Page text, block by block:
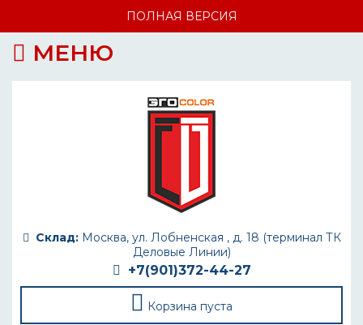
ПОЛНАЯ ВЕРСИЯ
МЕНЮ
Склад:Москва, ул. Лобненская , д. 18 (терминал ТК
Деловые Линии)
+7(901)372-44-27
Корзина пуста